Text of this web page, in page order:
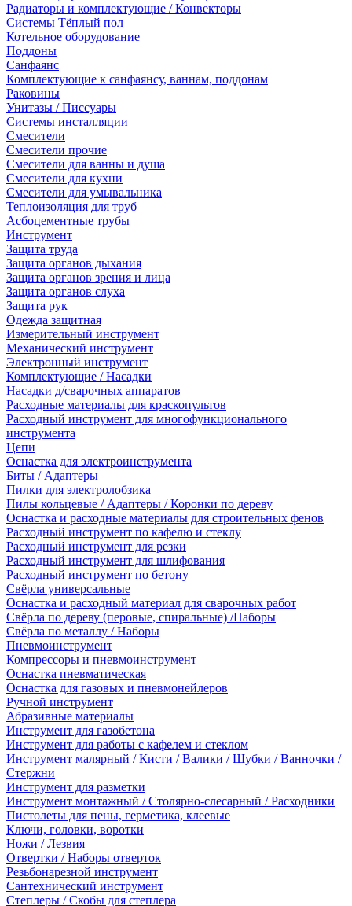
Радиаторы и комплектующие / Конвекторы
Системы Тёплый пол
Котельное оборудование
Поддоны
Санфаянс
Комплектующие к санфаянсу, ваннам, поддонам
Раковины
Унитазы / Писсуары
Системы инсталляции
Смесители
Смесители прочие
Смесители для ванны и душа
Смесители для кухни
Смесители для умывальника
Теплоизоляция для труб
Асбоцементные трубы
Инструмент
Защита труда
Защита органов дыхания
Защита органов зрения и лица
Защита органов слуха
Защита рук
Одежда защитная
Измерительный инструмент
Механический инструмент
Электронный инструмент
Комплектующие / Насадки
Насадки д/сварочных аппаратов
Расходные материалы для краскопультов
Расходный инструмент для многофункционального
инструмента
Цепи
Оснастка для электроинструмента
Биты / Адаптеры
Пилки для электролобзика
Пилы кольцевые / Адаптеры / Коронки по дереву
Оснастка и расходные материалы для строительных фенов
Расходный инструмент по кафелю и стеклу
Расходный инструмент для резки
Расходный инструмент для шлифования
Расходный инструмент по бетону
Свёрла универсальные
Оснастка и расходный материал для сварочных работ
Свёрла по дереву (перовые, спиральные) /Наборы
Свёрла по металлу / Наборы
Пневмоинструмент
Компрессоры и пневмоинструмент
Оснастка пневматическая
Оснастка для газовых и пневмонейлеров
Ручной инструмент
Абразивные материалы
Инструмент для газобетона
Инструмент для работы с кафелем и стеклом
Инструмент малярный / Кисти / Валики / Шубки / Ванночки /
Стержни
Инструмент для разметки
Инструмент монтажный / Столярно-слесарный / Расходники
Пистолеты для пены, герметика, клеевые
Ключи, головки, воротки
Ножи / Лезвия
Отвертки / Наборы отверток
Резьбонарезной инструмент
Сантехнический инструмент
Степлеры / Скобы для степлера